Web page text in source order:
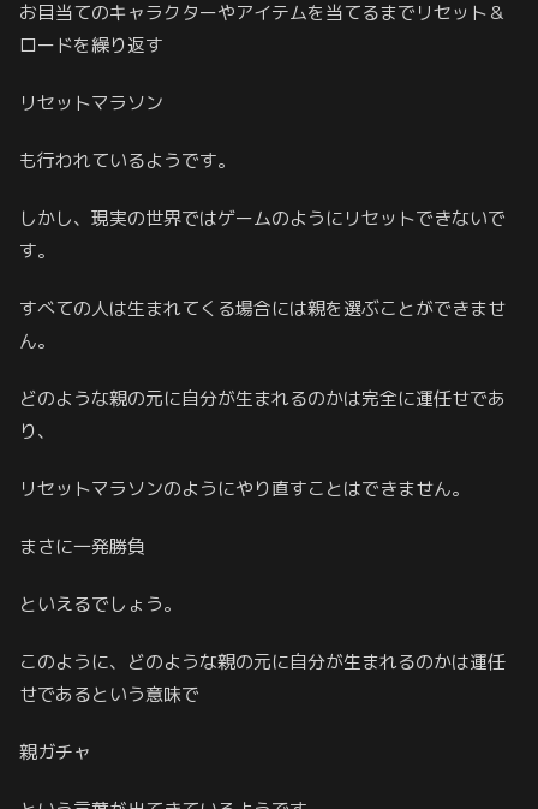
お目当てのキャラクターやアイテムを当てるまでリセット＆
ロードを繰り返す
リセットマラソン
も行われているようです。
しかし、現実の世界ではゲームのようにリセットできないで
す。
すべての人は生まれてくる場合には親を選ぶことができませ
ん。
どのような親の元に自分が生まれるのかは完全に運任せであ
り、
リセットマラソンのようにやり直すことはできません。
まさに一発勝負
といえるでしょう。
このように、どのような親の元に自分が生まれるのかは運任
せであるという意味で
親ガチャ